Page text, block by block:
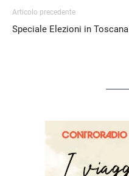
Articolo precedente
Speciale Elezioni in Toscana